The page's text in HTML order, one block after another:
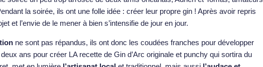
la soirée, ils ont une folle idée : créer leur propre gin ! Après avoir repris
et l’envie de le mener à bien s’intensifie de jour en jour.
ne sont pas répandus, ils ont donc les coudées franches pour développer
ans pour créer LA recette de Gin d’Arc originale et punchy qui sortira du